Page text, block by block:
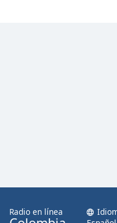
Radio en línea